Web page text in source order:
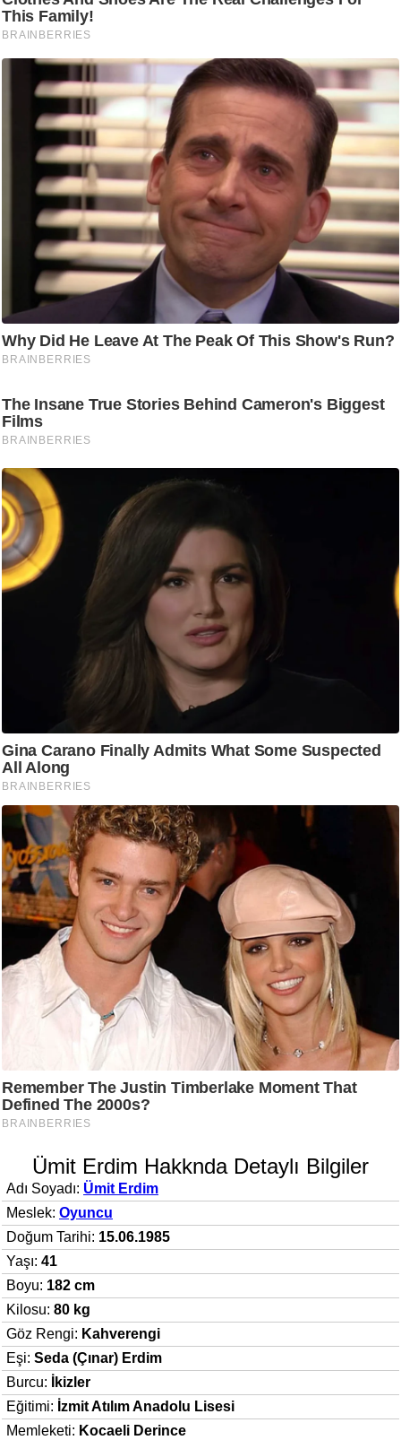
Ümit Erdim Hakknda Detaylı Bilgiler
Adı Soyadı: Ümit Erdim
Meslek: Oyuncu
Doğum Tarihi: 15.06.1985
Yaşı: 41
Boyu: 182 cm
Kilosu: 80 kg
Göz Rengi: Kahverengi
Eşi: Seda (Çınar) Erdim
Burcu:
İkizler
Eğitimi: İzmit Atılım Anadolu Lisesi
Memleketi: Kocaeli Derince